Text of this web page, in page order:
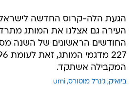
המקבילה אשתקד.
ביואיק ג'נרל מוטורס umi